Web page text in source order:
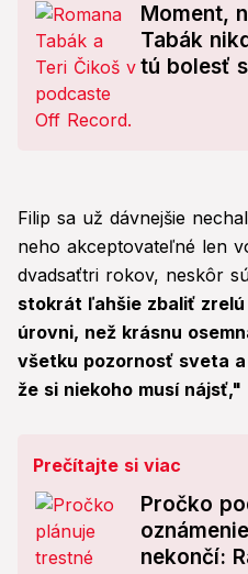
Moment,
Tabák
tú bolesť
Filip sa už dávnejšie
neho akceptovateľné len
dvadsaťtri rokov, neskôr
stokrát ľahšie zbaliť
úrovni, než krásnu
všetku pozornosť sveta
že si niekoho musí nájsť,"
Prečítajte si viac
Pročko
nekončí: